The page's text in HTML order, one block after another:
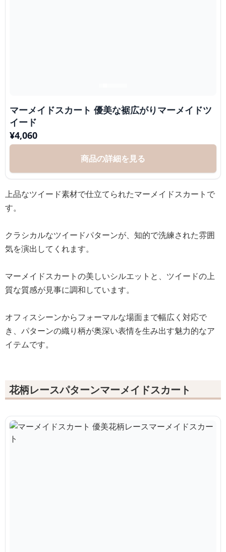
マーメイドスカート 優美な裾広がりマーメイドツ
イード
¥4,060
商品の詳細を見る
上品なツイード素材で仕立てられたマーメイドスカートで
す。
クラシカルなツイードパターンが、知的で洗練された雰囲
気を演出してくれます。
マーメイドスカートの美しいシルエットと、ツイードの上
質な質感が見事に調和しています。
オフィスシーンからフォーマルな場面まで幅広く対応で
き、パターンの織り柄が奥深い表情を生み出す魅力的なア
イテムです。
花柄レースパターンマーメイドスカート